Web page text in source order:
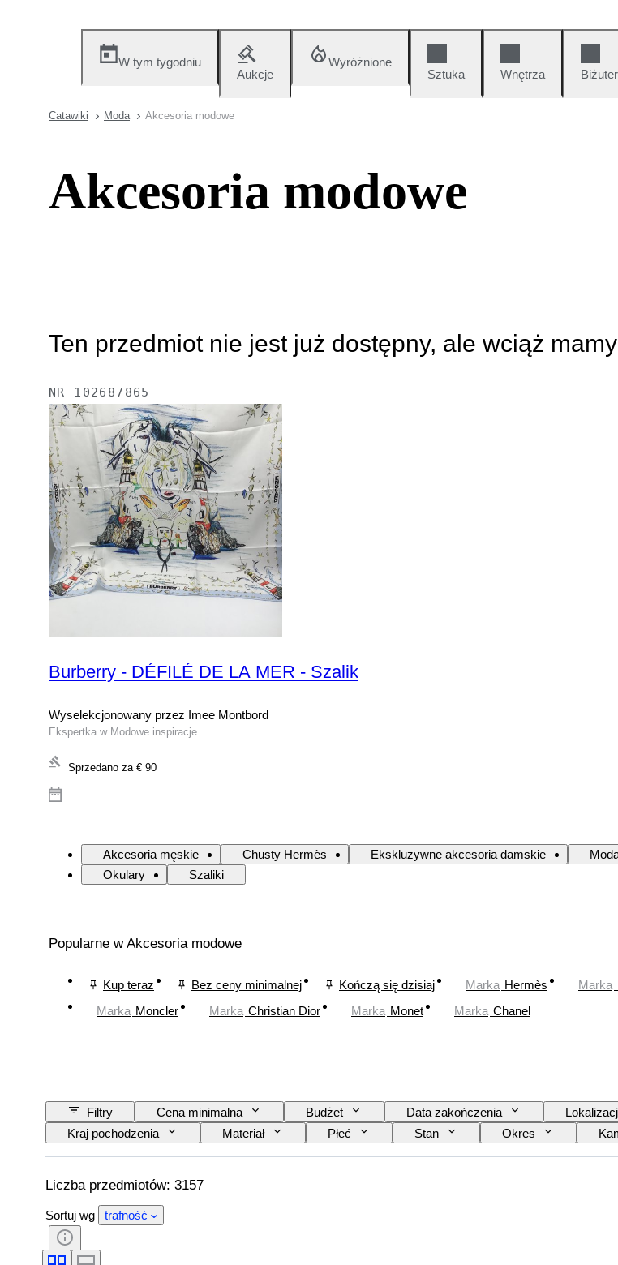
W tym tygodniu
Aukcje
Wyróżnione
Sztuka
Wnętrza
Catawiki Moda Akcesoria modowe
Akcesoria modowe
Ten przedmiot nie jest już dostępny, ale wciąż
NR 102687865
Burberry - DÉFILÉ DE LA MER - Szalik
Wyselekcjonowany przez Imee Montbord
Ekspertka w Modowe inspiracje
Sprzedano za € 90
Akcesoria męskie Chusty Hermès Ekskluzywne akcesoria damskie
Okulary
Szaliki
Popularne w Akcesoria modowe
Kup teraz Bez ceny minimalnej Kończą się dzisiaj Marka Hermès Marka
Marka Moncler Marka Christian Dior Marka Monet Marka Chanel
Filtry Cena minimalna Budżet Data zakończenia
Kraj pochodzenia
Materiał Płeć Stan Okres
Kolor
Rozmiar odzieży Szlif Rozmiar na przedmiocie Wzór
Liczba przedmiotów: 3157
Sortuj wg trafność